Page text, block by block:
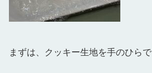
まずは、クッキー生地を手のひらで